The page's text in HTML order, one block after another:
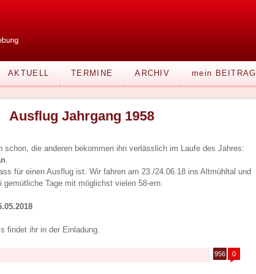
AKTUELL TERMINE ARCHIV mein BEITRAG
Ausflug Jahrgang 1958
schon, die anderen bekommen ihn verlässlich im Laufe des Jahres:
.
für einen Ausflug ist. Wir fahren am 23./24.06.18 ins Altmühltal und
gemütliche Tage mit möglichst vielen 58-ern.
findet ihr in der Einladung.
956 0